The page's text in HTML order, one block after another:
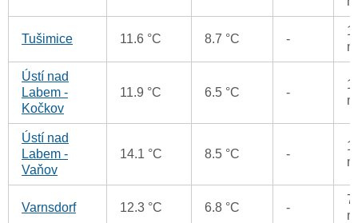
Tušimice 11.6 °C 8.7 °C -
Ústí nad
Labem -
Kočkov
11.9 °C 6.5 °C -
Ústí nad
Labem -
Vaňov
14.1 °C 8.5 °C -
Varnsdorf 12.3 °C 6.8 °C -